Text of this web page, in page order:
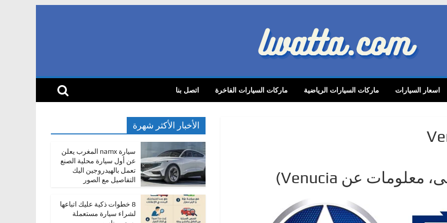
اسعار السيارات ماركات السيارات الرياضية ماركات السيارات الفاخرة اتصل بنا
الأخبار الأكثر شهرة
سيارة namx المغرب يعلن
عن أول سيارة محلية الصنع
تعمل بالهيدروجين اليك
التفاصيل مع الصور
8 خطوات ذكية عليك اتباعها
لشراء سيارة مستعملة